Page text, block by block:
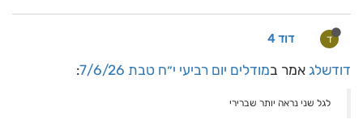
ד דוד 4
דודשלג אמר במודלים יום רביעי י״ח טבת 7/6/26 :
לגל שני נראה יותר שברירי